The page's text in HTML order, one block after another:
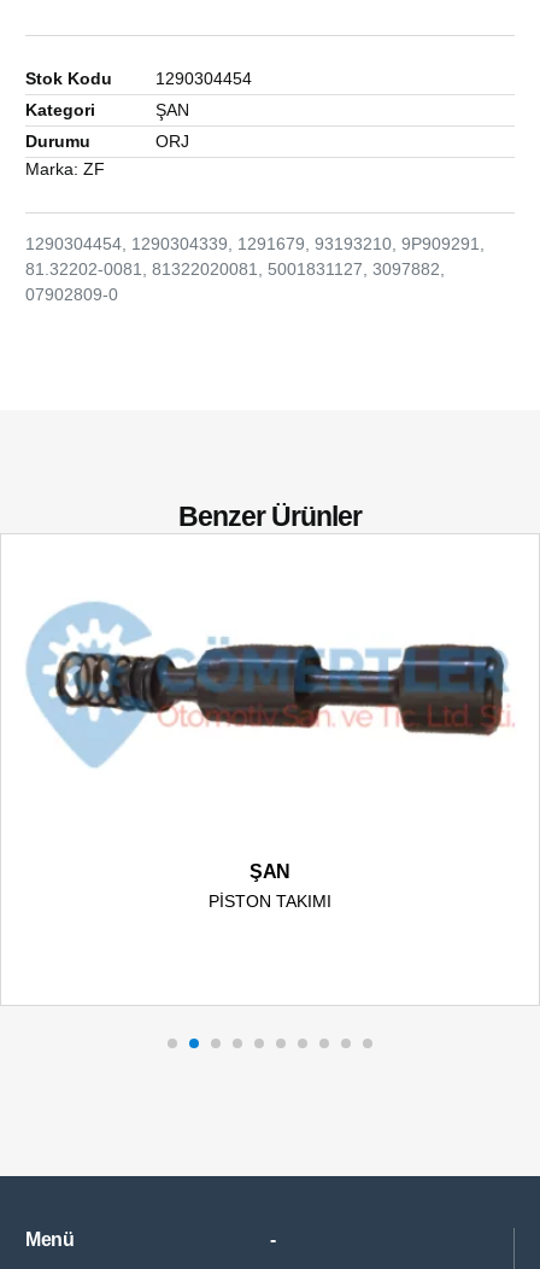
Stok Kodu
1290304454
Kategori
ŞAN
Durumu
ORJ
Marka:ZF
1290304454, 1290304339, 1291679, 93193210, 9P909291,
81.32202-0081, 81322020081, 5001831127, 3097882,
07902809-0
Benzer Ürünler
ŞAN
PİSTON TAKIMI
Menü -